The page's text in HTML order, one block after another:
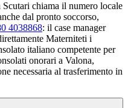
Scutari chiama il numero locale
dal pronto soccorso,
4038868: il case manager
Materniteti i
italiano competente per
onorari a Valona,
necessaria al trasferimento in